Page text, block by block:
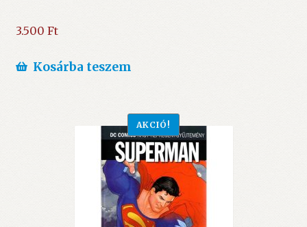
3.500 Ft
Kosárba teszem
AKCIÓ!